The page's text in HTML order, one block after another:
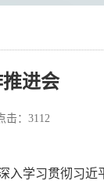
进会
： 3112
入学习贯彻习